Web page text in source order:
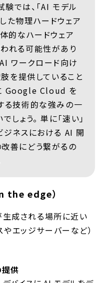
では、「AI モデル
た物理ハードウェア
的なハードウェア
れる可能性があり
ワークロード向け
を提供していること
Google Cloud を
る技術的な強みの一
しょう。 単に「速い」
ジネスにおける AI 開
善にどう繋がるの
the edge）
生成される場所に近い
やエッジサーバーなど）
供